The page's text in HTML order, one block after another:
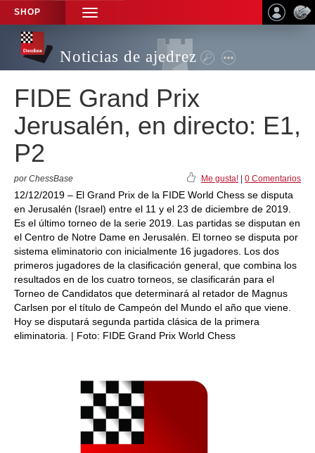
SHOP
TOGGLE
NAVIGATION
Noticias de ajedrez
FIDE Grand Prix
Jerusalén, en directo: E1,
P2
por ChessBase Me gusta! 0 Comentarios
12/12/2019 – El Grand Prix de la FIDE World Chess se disputa
en Jerusalén (Israel) entre el 11 y el 23 de diciembre de 2019.
Es el último torneo de la serie 2019. Las partidas se disputan en
el Centro de Notre Dame en Jerusalén. El torneo se disputa por
sistema eliminatorio con inicialmente 16 jugadores. Los dos
primeros jugadores de la clasificación general, que combina los
resultados en de los cuatro torneos, se clasificarán para el
Torneo de Candidatos que determinará al retador de Magnus
Carlsen por el título de Campeón del Mundo el año que viene.
Hoy se disputará segunda partida clásica de la primera
eliminatoria. | Foto: FIDE Grand Prix World Chess